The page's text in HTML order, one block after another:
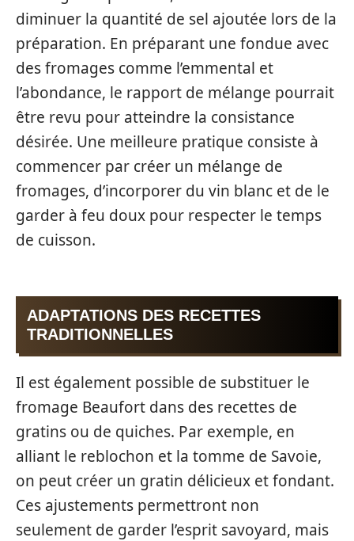
diminuer la quantité de sel ajoutée lors de la
préparation. En préparant une fondue avec
des fromages comme l’emmental et
l’abondance, le rapport de mélange pourrait
être revu pour atteindre la consistance
désirée. Une meilleure pratique consiste à
commencer par créer un mélange de
fromages, d’incorporer du vin blanc et de le
garder à feu doux pour respecter le temps
de cuisson.
ADAPTATIONS DES RECETTES
TRADITIONNELLES
Il est également possible de substituer le
fromage Beaufort dans des recettes de
gratins ou de quiches. Par exemple, en
alliant le reblochon et la tomme de Savoie,
on peut créer un gratin délicieux et fondant.
Ces ajustements permettront non
seulement de garder l’esprit savoyard, mais